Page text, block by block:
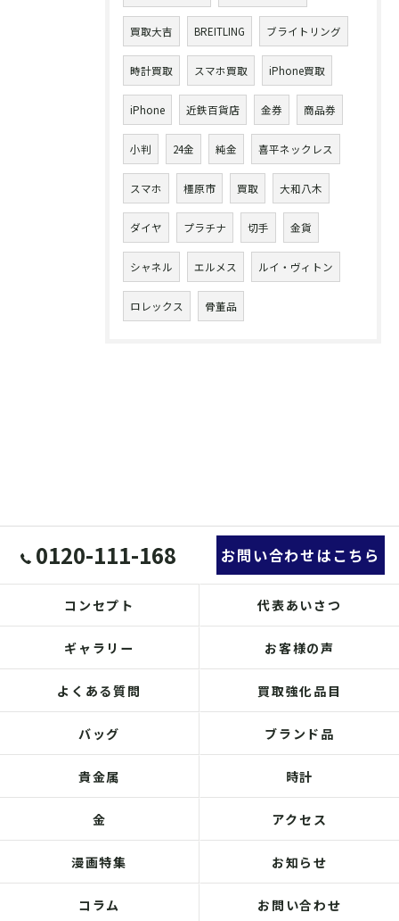
買取大吉 BREITLING ブライトリング
時計買取 スマホ買取 iPhone買取
iPhone 近鉄百貨店 金券 商品券
小判 24金 純金 喜平ネックレス
スマホ 橿原市 買取 大和八木
ダイヤ プラチナ 切手 金貨
シャネル エルメス ルイ・ヴィトン
ロレックス 骨董品
0120-111-168 お問い合わせはこちら
コンセプト 代表あいさつ
ギャラリー お客様の声
よくある質問 買取強化品目
バッグ ブランド品
貴金属 時計
金 アクセス
漫画特集 お知らせ
コラム お問い合わせ